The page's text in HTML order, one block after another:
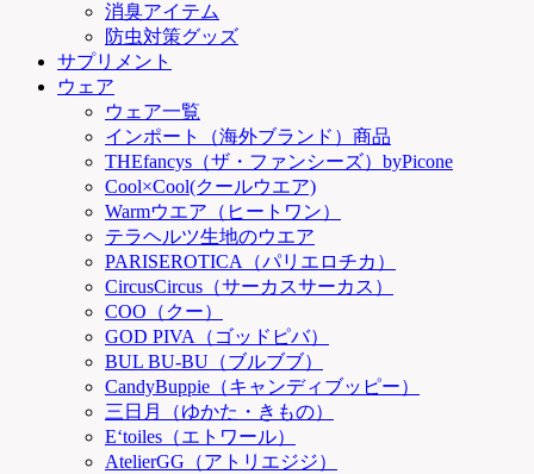
消臭アイテム
防虫対策グッズ
サプリメント
ウェア
ウェア一覧
インポート（海外ブランド）商品
THEfancys（ザ・ファンシーズ）byPicone
Cool×Cool(クールウエア)
Warmウエア（ヒートワン）
テラヘルツ生地のウエア
PARISEROTICA（パリエロチカ）
CircusCircus（サーカスサーカス）
COO（クー）
GOD PIVA（ゴッドピバ）
BUL BU-BU（ブルブブ）
CandyBuppie（キャンディブッピー）
三日月（ゆかた・きもの）
E‘toiles（エトワール）
AtelierGG（アトリエジジ）